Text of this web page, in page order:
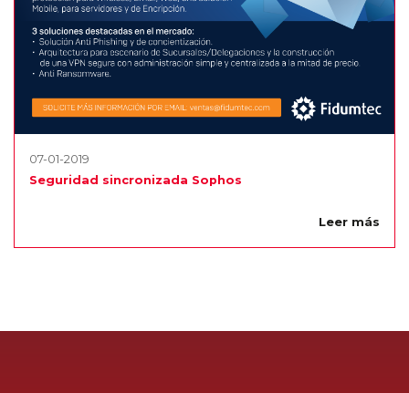
07-01-2019
Seguridad sincronizada Sophos
Leer más